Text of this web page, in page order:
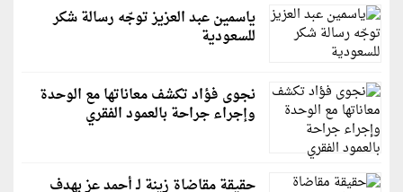
ياسمين عبد العزيز توجّه رسالة شكر
للسعودية
نجوى فؤاد تكشف معاناتها مع الوحدة
وإجراء جراحة بالعمود الفقري
حقيقة مقاضاة زينة لـ أحمد عز بهدف